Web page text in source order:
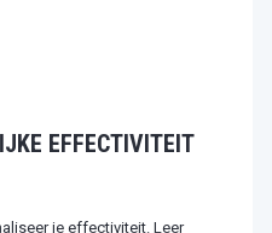
EFFECTIVITEIT
je effectiviteit. Leer